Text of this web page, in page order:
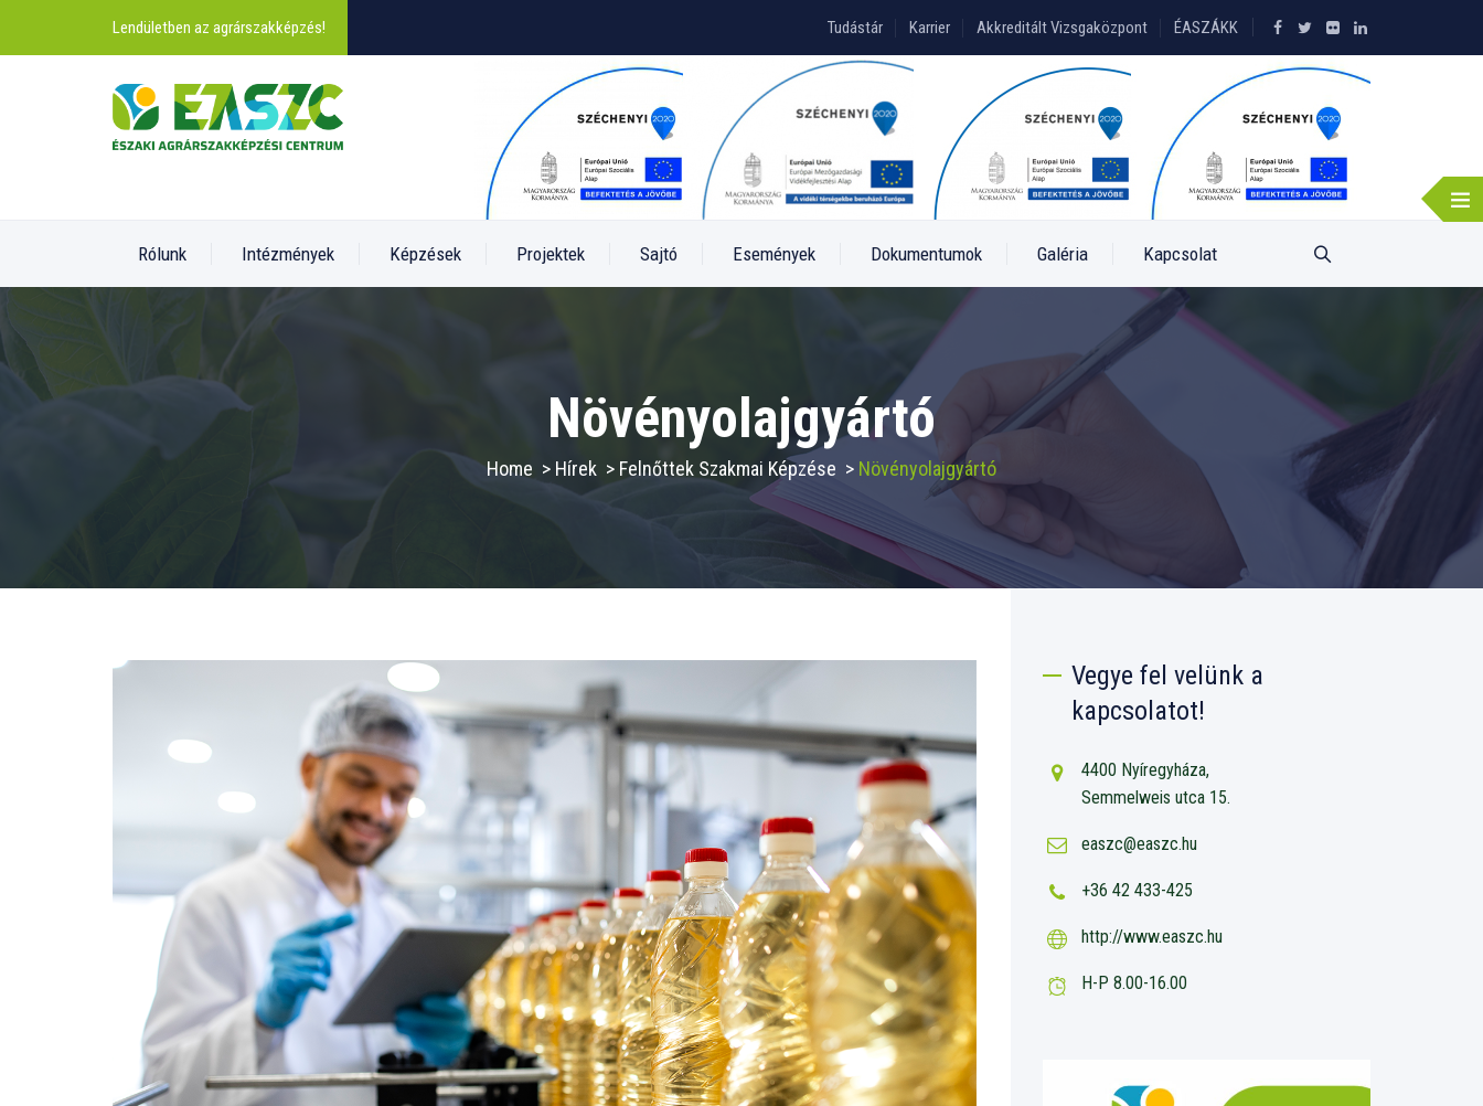
Lendületben az agrárszakképzés! Tudástár Karrier Akkreditált Vizsgaközpont ÉASZÁKK
Rólunk Intézmények Képzések Projektek Sajtó Események Dokumentumok Galéria Kapcsolat
Növényolajgyártó
Home > Hírek > Felnőttek Szakmai Képzése > Növényolajgyártó
Vegye fel velünk a
kapcsolatot!
4400 Nyíregyháza,
Semmelweis utca 15.
easzc@easzc.hu
+36 42 433-425
http://www.easzc.hu
H-P 8.00-16.00